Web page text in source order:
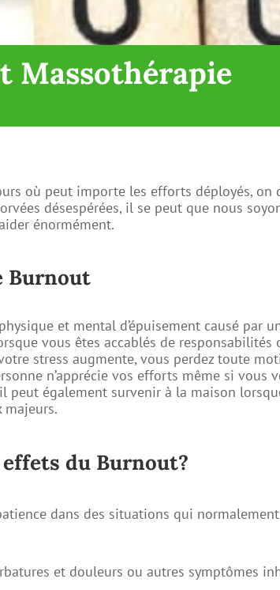
Massothérapie
où peut importe les efforts déployés,
désespérées, il se peut que nous
énormément.
Burnout
et mental d’épuisement causé par
vous êtes accablés de responsabilités
stress augmente, vous perdez toute
n’apprécie vos efforts même si
peut également survenir à la maison
du Burnout?
dans des situations qui
et douleurs ou autres symptômes